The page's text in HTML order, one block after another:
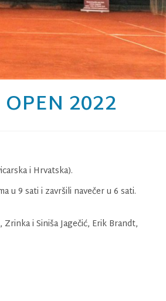
2022
i Hrvatska).
u 9 sati i završili navečer u 6 sati.
i Siniša Jagečić, Erik Brandt,